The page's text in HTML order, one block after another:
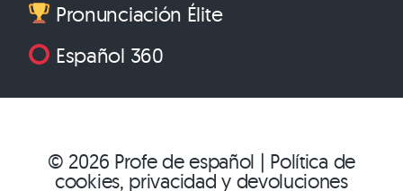
Pronunciación Élite
Español 360
© 2026 Profe de español | Política de
cookies, privacidad y devoluciones